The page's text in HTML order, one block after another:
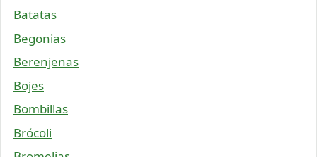
Batatas
Begonias
Berenjenas
Bojes
Bombillas
Brócoli